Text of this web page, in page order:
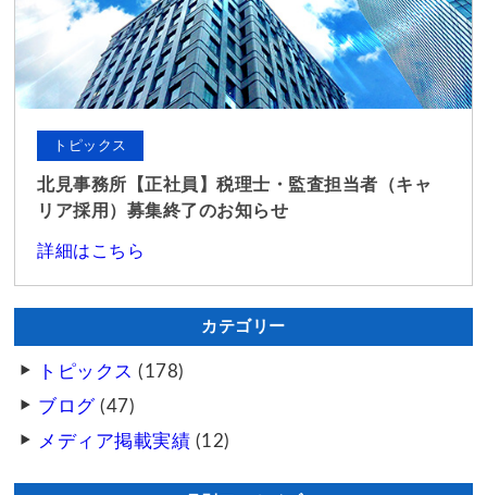
トピックス
北見事務所【正社員】税理士・監査担当者（キャ
リア採用）募集終了のお知らせ
詳細はこちら
カテゴリー
トピックス (178)
ブログ(47)
メディア掲載実績 (12)